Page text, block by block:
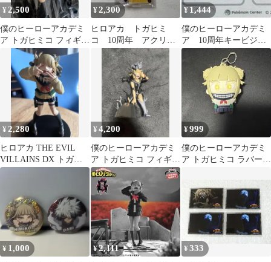
¥ 2,500
僕のヒーローアカデミ
ア トガヒミコ フィギュ
¥2,300
ヒロアカ トガヒミ
コ 10周年 アクリル
スタンド
¥ 1,444
僕のヒーローアカデミ
ア 10周年キービジュ
アル トガヒミコ 缶バッ
¥ 2,280
ヒロアカ THE EVIL
VILLAINS DX トガヒ
ミコⅢ
¥4,200
僕のヒーローアカデミ
ア トガヒミコ フィギュ
ア 箱あり
¥999
僕のヒーローアカデミ
ア トガヒミコ ラバーマ
¥ 1,000 ¥2,111 ¥333